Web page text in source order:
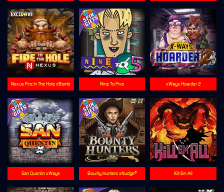
Kill Em All
Nexus Fire In The Hole xBomb xWays Hoarder 2
Nine To Five
Bounty Hunters xNudge®
San Quentin xWays